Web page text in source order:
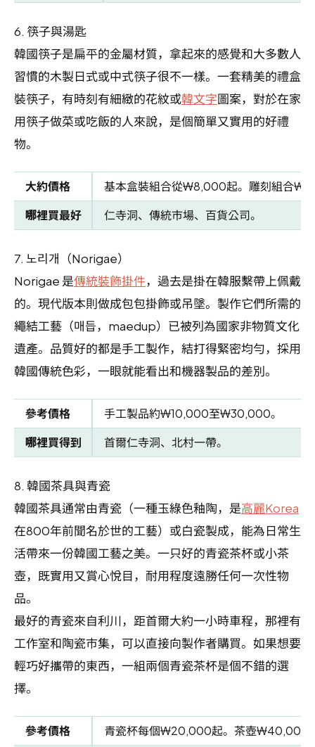
6. 筷子與湯匙
韓國筷子是扁平的金屬材質，拿起來的感覺和大多數人
習慣的木製日式或中式筷子很不一樣。一套精美的禮盒
裝筷子，有時刻有細緻的花紋或韓文字圖案，對於在家
用筷子做菜或吃飯的人來說，是個簡單又實用的好禮
物。
大約價格
基本盒裝組合從₩8,000起。雕刻組合
哪裡買最好
仁寺洞、傳統市場、百貨公司。
7. 노리개（Norigae）
Norigae 是傳統裝飾掛件，過去是掛在韓服繫帶上佩戴
的。現代版本則做成包包掛飾或吊墜。製作它們所需的
繩結工藝（매듭，maedup）已被列為國家非物質文化
遺產。品質好的都是手工製作，結打得緊密均勻，採用
韓國傳統色彩，一眼就能看出和機器製品的差別。
參考價格
手工製品約₩10,000至₩30,000。
哪裡買得到
首爾仁寺洞、北村一帶。
8. 韓國茶具與青瓷
韓國茶具通常由青瓷（一種玉綠色釉陶，是高麗Korea
在800年前聞名於世的工藝）或白瓷製成，能為日常生
活帶來一份韓國工藝之美。一只好的青瓷茶杯或小茶
壺，既實用又賞心悅目，耐用程度遠勝任何一次性物
品。
最好的青瓷來自利川，距首爾大約一小時車程，那裡有
工作室和陶瓷市集，可以直接向製作者購買。如果想要
輕巧好攜帶的東西，一組兩個青瓷茶杯是個不錯的選
擇。
參考價格
青瓷杯每個₩20,000起。茶壺₩40,000